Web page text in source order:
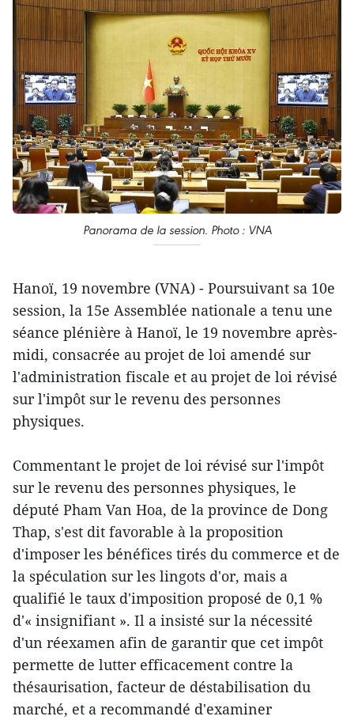
Panorama de la session. Photo : VNA
Hanoï, 19 novembre (VNA) - Poursuivant sa 10e
session, la 15e Assemblée nationale a tenu une
séance plénière à Hanoï, le 19 novembre après-
midi, consacrée au projet de loi amendé sur
l'administration fiscale et au projet de loi révisé
sur l'impôt sur le revenu des personnes
physiques.
Commentant le projet de loi révisé sur l'impôt
sur le revenu des personnes physiques, le
député Pham Van Hoa, de la province de Dong
Thap, s'est dit favorable à la proposition
d'imposer les bénéfices tirés du commerce et de
la spéculation sur les lingots d'or, mais a
qualifié le taux d'imposition proposé de 0,1 %
d'« insignifiant ». Il a insisté sur la nécessité
d'un réexamen afin de garantir que cet impôt
permette de lutter efficacement contre la
thésaurisation, facteur de déstabilisation du
marché, et a recommandé d'examiner